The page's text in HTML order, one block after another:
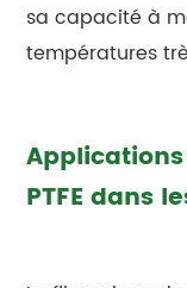
sa capacité à
températures
PTFE dans